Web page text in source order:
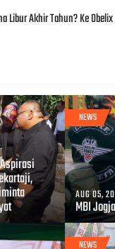
Libur Akhir Tahun? Ke
NEWS
AUG 05,
MBI
NEWS